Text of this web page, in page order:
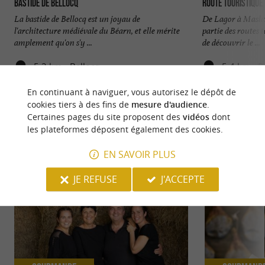
Bastide de Bellocq
La bastide de Bellocq est un joyau de
l'architecture médiévale du Béarn, et elle mérite
amplement qu'on s'y ...
5,2 km - Bellocq
De Lagor à
partie des routes
de découvrir le ...
5,4 km -
NOUS AVONS TESTÉPOUR VOUS
En continuant à naviguer, vous autorisez le dépôt de
cookies tiers à des fins de mesure d'audience.
Certaines pages du site proposent des vidéosdont
les plateformes déposent également des cookies.
EN SAVOIR PLUS
JE REFUSE
J'ACCEPTE